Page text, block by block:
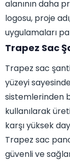
alanının daha
logosu, proje
uygulamaları
Trapez Sac
Trapez sac
yüzeyi
sistemlerinden
kullanılarak
karşı yüksek
Trapez sac
güvenli ve